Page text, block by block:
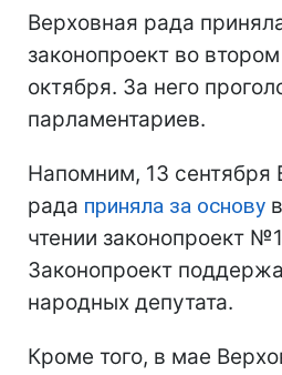
Верховная рада
законопроект во
октября. За него
парламентариев.
Напомним, 13 сентября
рада приняла за основу
чтении законопроект
Законопроект
народных депутата.
Кроме того, в мае